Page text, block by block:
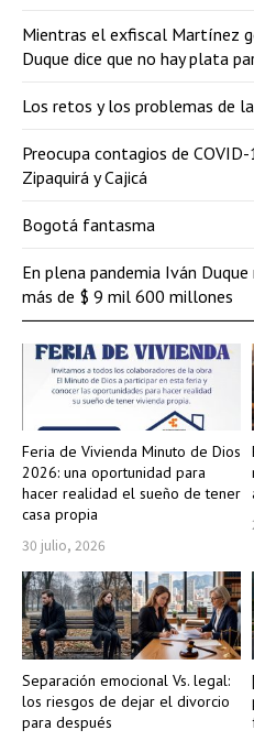
Feria de Vivienda Minuto de Dios
2026: una oportunidad para
hacer realidad el sueño de tener
casa propia
30 julio, 2026
Separación emocional Vs. legal:
los riesgos de dejar el divorcio
para después
Mientras el exfiscal Martínez
Duque dice que no hay plata
Los retos y los problemas de
Preocupa contagios de
Zipaquirá y Cajicá
Bogotá fantasma
En plena pandemia Iván
más de $ 9 mil 600 millones